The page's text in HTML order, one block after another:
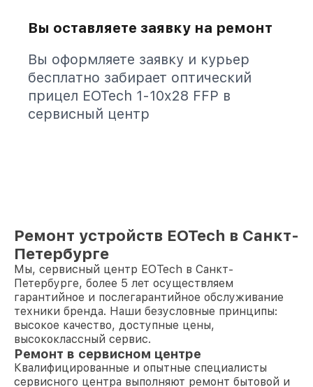
Вы оставляете заявку на ремонт
Вы оформляете заявку и курьер
бесплатно забирает оптический
прицел EOTech 1-10x28 FFP в
сервисный центр
Ремонт устройств EOTech в Санкт-
Петербурге
Мы, сервисный центр EOTech в Санкт-
Петербурге, более 5 лет осуществляем
гарантийное и послегарантийное обслуживание
техники бренда. Наши безусловные принципы:
высокое качество, доступные цены,
высококлассный сервис.
Ремонт в сервисном центре
Квалифицированные и опытные специалисты
сервисного центра выполняют ремонт бытовой и